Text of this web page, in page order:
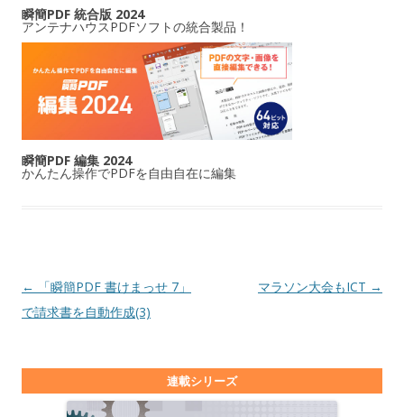
瞬簡PDF 統合版 2024
アンテナハウスPDFソフトの統合製品！
瞬簡PDF 編集 2024
かんたん操作でPDFを自由自在に編集
投稿ナビゲーション
←
「瞬簡PDF 書けまっせ 7」
で請求書を自動作成(3)
マラソン大会もICT →
連載シリーズ